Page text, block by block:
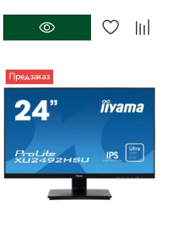
Предзаказ